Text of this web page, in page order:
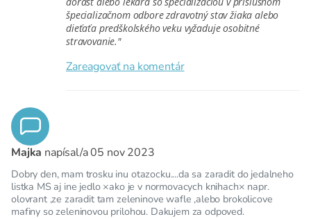
špecializačnom odbore zdravotný stav žiaka alebo
dieťaťa predškolského veku vyžaduje osobitné
stravovanie."
Zareagovať na komentár
Majka napísal/a05 nov 2023
Dobry den, mam trosku inu otazocku....da sa zaradit do jedalneho
listka MS aj ine jedlo ×ako je v normovacych knihach× napr.
olovrant ,ze zaradit tam zeleninove wafle ,alebo brokolicove
mafiny so zeleninovou prilohou. Dakujem za odpoved.